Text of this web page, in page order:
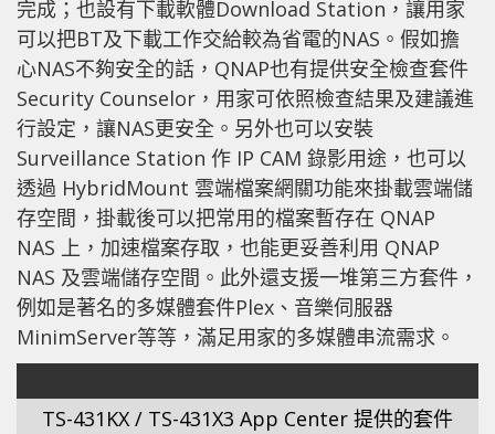
完成；也設有下載軟體Download Station，讓用家
可以把BT及下載工作交給較為省電的NAS。假如擔
心NAS不夠安全的話，QNAP也有提供安全檢查套件
Security Counselor，用家可依照檢查結果及建議進
行設定，讓NAS更安全。另外也可以安裝
Surveillance Station 作 IP CAM 錄影用途，也可以
透過 HybridMount 雲端檔案網關功能來掛載雲端儲
存空間，掛載後可以把常用的檔案暫存在 QNAP
NAS 上，加速檔案存取，也能更妥善利用 QNAP
NAS 及雲端儲存空間。此外還支援一堆第三方套件，
例如是著名的多媒體套件Plex、音樂伺服器
MinimServer等等，滿足用家的多媒體串流需求。
TS-431KX / TS-431X3 App Center 提供的套件